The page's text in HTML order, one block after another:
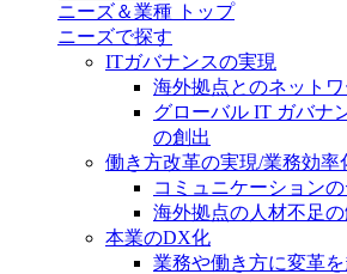
ニーズ＆業種 トップ
ニーズで探す
ITガバナンスの実現
海外拠点とのネット
グローバル IT ガバナ
の創出
働き方改革の実現/業務効率
コミュニケーション
海外拠点の人材不足
本業のDX化
業務や働き方に変革